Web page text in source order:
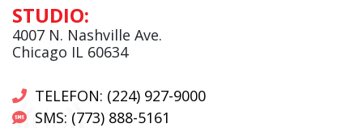
STUDIO:
4007 N. Nashville Ave.
Chicago IL 60634
TELEFON: (224) 927-9000
SMS: (773) 888-5161